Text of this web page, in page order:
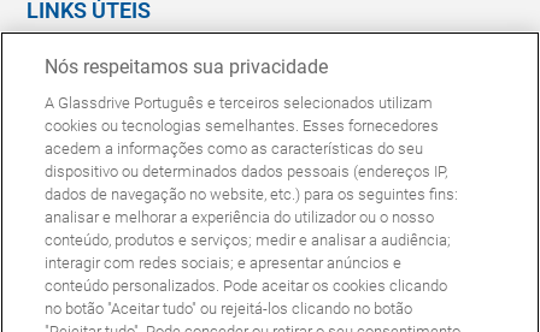
LINKS ÚTEIS
Marcação Online
Seguradoras e gestores de frotas
Reparação ou substituição?
Perguntas Frequentes
Política de CookiesPolítica de Privacidade
© Copyright Glassdrive. Todos os direitos reservados | 2025
Nós respeitamos sua privacidade
A Glassdrive Português e terceiros selecionados utilizam
cookies ou tecnologias semelhantes. Esses fornecedores
acedem a informações como as características do seu
dispositivo ou determinados dados pessoais (endereços IP,
dados de navegação no website, etc.) para os seguintes fins:
analisar e melhorar a experiência do utilizador ou o nosso
conteúdo, produtos e serviços; medir e analisar a audiência;
interagir com redes sociais; e apresentar anúncios e
conteúdo personalizados. Pode aceitar os cookies clicando
no botão "Aceitar tudo" ou rejeitá-los clicando no botão